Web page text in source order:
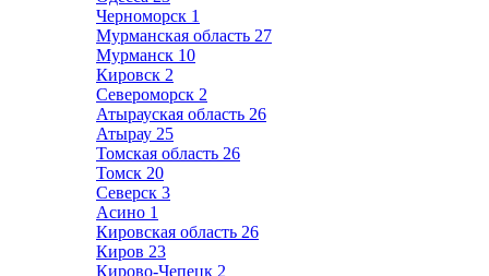
Черноморск 1
Мурманская область 27
Мурманск 10
Кировск 2
Североморск 2
Атырауская область 26
Атырау 25
Томская область 26
Томск 20
Северск 3
Асино 1
Кировская область 26
Киров 23
Кирово-Чепецк 2